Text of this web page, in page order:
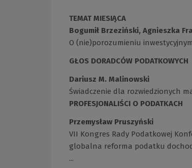
TEMAT MIESIĄCA
Bogumił Brzeziński, Agnieszka
O (nie)porozumieniu
GŁOS DORADCÓW PODATKOWYCH
Dariusz M. Malinowski
Świadczenie dla rozwiedzionych
PROFESJONALIŚCI O PODATKACH
Przemysław Pruszyński
VII Kongres Rady Podatkowej
globalna reforma podatku
...